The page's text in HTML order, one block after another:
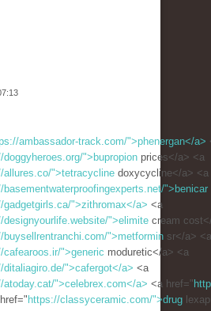
ambassador-track.com/">phenergan</a>
doggyheroes.org/">bupropion prices</a> <a
allures.co/">tetracycline doxycycline</a> <a
basementwaterproofingexperts.net/">benicar
gadgetgirls.ca/">zithromax</a> <a
designyourlife.website/">elimite cream
buysellrentranchi.com/">metformin sr</a> <a
cafearoos.ir/">generic moduretic</a> <a
ditaliagiro.de/">cafergot</a> <a
atoday.cat/">celebrex.com</a> <a href="
https://classyceramic.com/">drug